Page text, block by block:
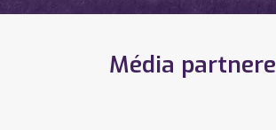
Média